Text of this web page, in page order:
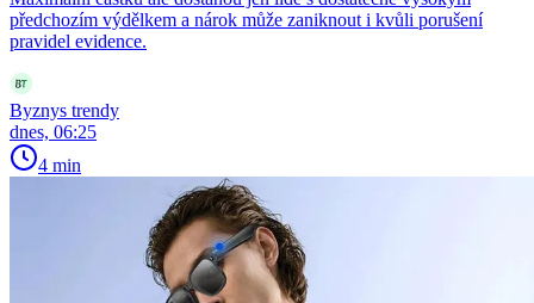
předchozím výdělkem a nárok může zaniknout i kvůli porušení
pravidel evidence.
Byznys trendy
dnes, 06:25
4 min